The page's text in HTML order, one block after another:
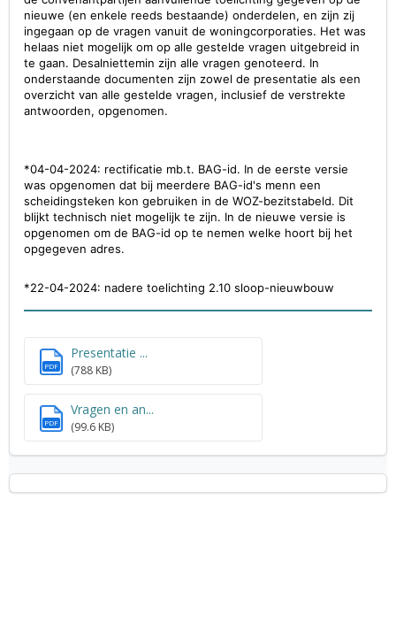
nieuwe (en enkele reeds bestaande) onderdelen, en zijn zij
ingegaan op de vragen vanuit de woningcorporaties. Het was
helaas niet mogelijk om op alle gestelde vragen uitgebreid in
te gaan. Desalniettemin zijn alle vragen genoteerd. In
onderstaande documenten zijn zowel de presentatie als een
overzicht van alle gestelde vragen, inclusief de verstrekte
antwoorden, opgenomen.
*04-04-2024: rectificatie mb.t. BAG-id. In de eerste versie
was opgenomen dat bij meerdere BAG-id's menn een
scheidingsteken kon gebruiken in de WOZ-bezitstabeld. Dit
blijkt technisch niet mogelijk te zijn. In de nieuwe versie is
opgenomen om de BAG-id op te nemen welke hoort bij het
opgegeven adres.
*22-04-2024: nadere toelichting 2.10 sloop-nieuwbouw
PDF
Presentatie ...
(788 KB)
PDF
Vragen en an...
(99.6 KB)